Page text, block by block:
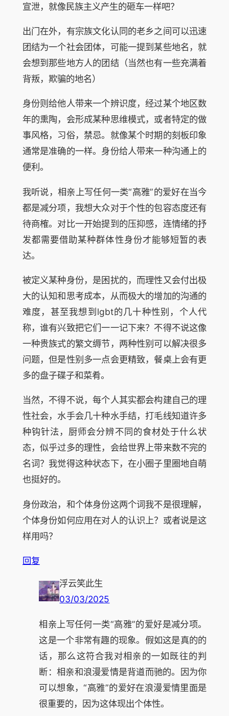
宣泄，就像民族主义产生的砸车一样吧？
出门在外，有宗族文化认同的老乡之间可以迅速
团结为一个社会团体，可能一提到某些地名，就
会想到那些地方人的团结（当然也有一些充满着
背叛，欺骗的地名）
身份则给他人带来一个辨识度，经过某个地区数
年的熏陶，会形成某种思维模式，或者特定的做
事风格，习俗，禁忌。就像某个时期的刻板印象
通常是准确的一样。身份给人带来一种沟通上的
便利。
我听说，相亲上写任何一类“高雅”的爱好在当今
都是减分项，我想大众对于个性的包容态度还有
待商榷。对比一开始提到的压抑感，连情绪的抒
发都需要借助某种群体性身份才能够短暂的表
达。
被定义某种身份，是困扰的，而理性又会付出极
大的认知和思考成本，从而极大的增加的沟通的
难度，甚至我想到lgbt的几十种性别，个人代
称，谁有兴致把它们一一记下来？不得不说这像
一种贵族式的繁文缛节，两种性别可以解决很多
问题，但是性别多一点会更精致，餐桌上会有更
多的盘子碟子和菜肴。
当然，不得不说，每个人其实都会构建自己的理
性社会，水手会几十种水手结，打毛线知道许多
种钩针法，厨师会分辨不同的食材处于什么状
态，似乎过多的理性，会给世界上带来数不完的
名词？我觉得这种状态下，在小圈子里圈地自萌
也挺好的。
身份政治，和个体身份这两个词我不是很理解，
个体身份如何应用在对人的认识上？或者说是这
样用吗？
回复
浮云笑此生
03/03/2025
相亲上写任何一类“高雅”的爱好是减分项。
这是一个非常有趣的现象。假如这是真的的
话，那么这符合我对相亲的一如既往的判
断：相亲和浪漫爱情是背道而驰的。因为你
可以想象，“高雅”的爱好在浪漫爱情里面是
很重要的，因为这体现出个体性。